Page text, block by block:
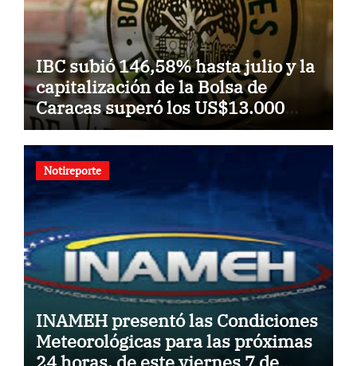
IBC subió 146,58% hasta julio y la
capitalización de la Bolsa de
Caracas superó los US$13.000
millones
Notireporte
INAMEH presentó las Condiciones
Meteorológicas para las próximas